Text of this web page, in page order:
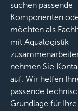
suchen passende
Komponenten
möchten als
mit Aqualogistik
nehmen Sie
auf. Wir helfen
passende
Grundlage für Ihre